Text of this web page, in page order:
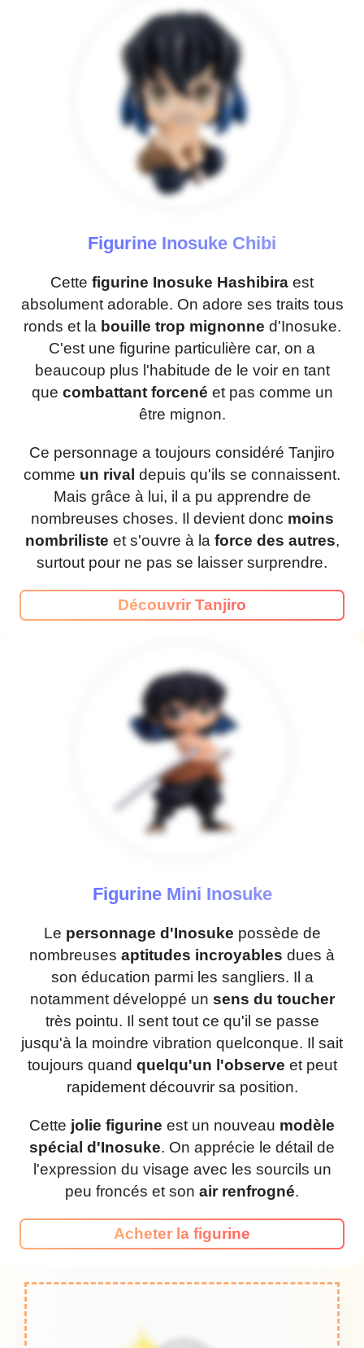
Figurine Inosuke Chibi
Cette figurine Inosuke Hashibira est
absolument adorable. On adore ses traits tous
ronds et la bouille trop mignonne d'Inosuke.
C'est une figurine particulière car, on a
beaucoup plus l'habitude de le voir en tant
que combattant forcené et pas comme un
être mignon.
Ce personnage a toujours considéré Tanjiro
comme un rival depuis qu'ils se connaissent.
Mais grâce à lui, il a pu apprendre de
nombreuses choses. Il devient donc moins
nombriliste et s'ouvre à la force des autres,
surtout pour ne pas se laisser surprendre.
Découvrir Tanjiro
Figurine Mini Inosuke
Le personnage d'Inosuke possède de
nombreuses aptitudes incroyables dues à
son éducation parmi les sangliers. Il a
notamment développé un sens du toucher
très pointu. Il sent tout ce qu'il se passe
jusqu'à la moindre vibration quelconque. Il sait
toujours quand quelqu'un l'observe et peut
rapidement découvrir sa position.
Cette jolie figurine est un nouveau modèle
spécial d'Inosuke. On apprécie le détail de
l'expression du visage avec les sourcils un
peu froncés et son air renfrogné.
Acheter la figurine